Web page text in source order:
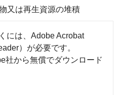
又は再生資源の堆積
には、Adobe Acrobat
）が必要です。
社から無償でダウンロード